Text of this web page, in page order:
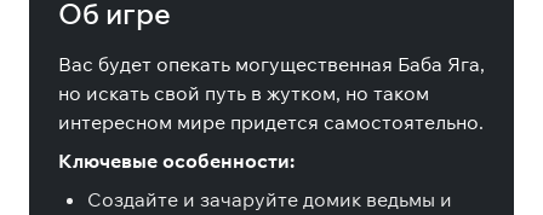
Об игре
Вас будет опекать могущественная Баба Яга,
но искать свой путь в жутком, но таком
интересном мире придется самостоятельно.
Ключевые особенности:
Создайте и зачаруйте домик ведьмы и